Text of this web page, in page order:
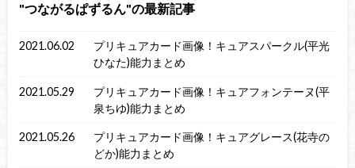
つながるぱずるん の最新記事
2021.06.02
プリキュアカード画像！キュアスパークル(平光
ひなた)能力まとめ
2021.05.29
プリキュアカード画像！キュアフォンテーヌ(平
泉ちゆ)能力まとめ
2021.05.26
プリキュアカード画像！キュアグレース(花寺の
どか)能力まとめ